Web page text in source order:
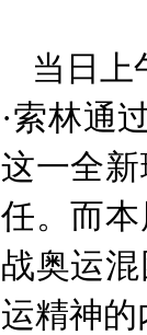
当日上
·索林通
这一全
任。而
战奥运
运精神的